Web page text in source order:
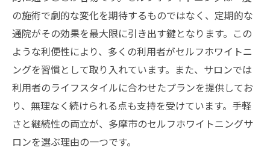
の施術で劇的な変化を期待するものではなく、定期的な
通院がその効果を最大限に引き出す鍵となります。この
ような利便性により、多くの利用者がセルフホワイトニ
ングを習慣として取り入れています。また、サロンでは
利用者のライフスタイルに合わせたプランを提供してお
り、無理なく続けられる点も支持を受けています。手軽
さと継続性の両立が、多摩市のセルフホワイトニングサ
ロンを選ぶ理由の一つです。